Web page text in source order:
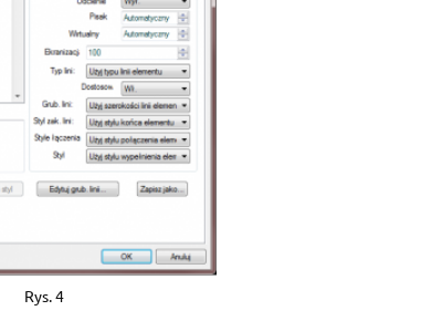
Rys. 4